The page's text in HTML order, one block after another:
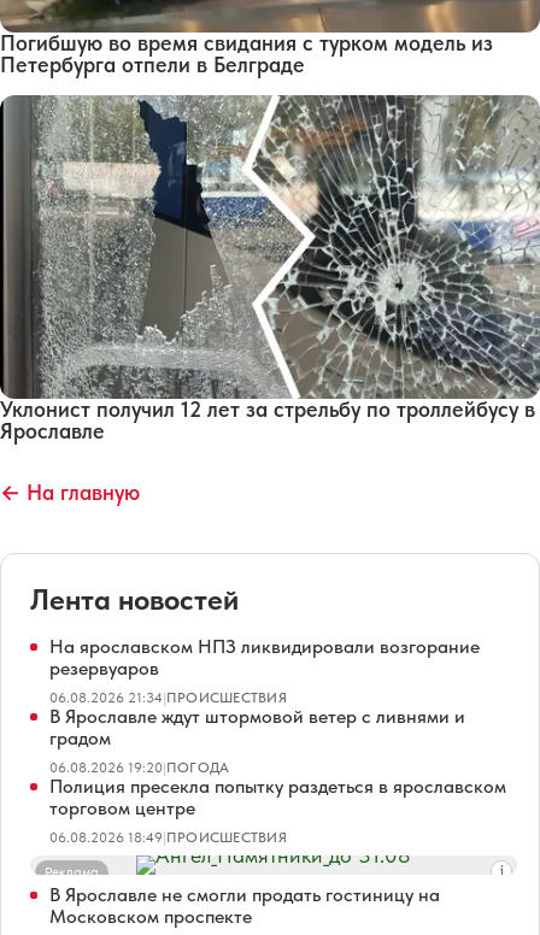
Погибшую во время свидания с турком модель из
Петербурга отпели в Белграде
Уклонист получил 12 лет за стрельбу по троллейбусу в
Ярославле
← На главную
Лента новостей
На ярославском НПЗ ликвидировали возгорание
резервуаров
06.08.2026 21:34|ПРОИСШЕСТВИЯ
В Ярославле ждут штормовой ветер с ливнями и
градом
06.08.2026 19:20|ПОГОДА
Полиция пресекла попытку раздеться в ярославском
торговом центре
06.08.2026 18:49|ПРОИСШЕСТВИЯ
Реклама
В Ярославле не смогли продать гостиницу на
Московском проспекте